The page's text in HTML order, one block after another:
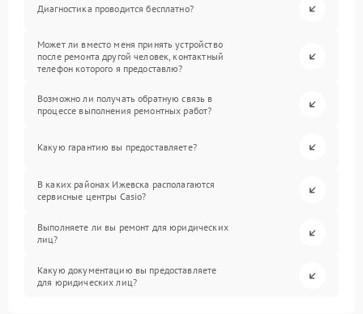
Диагностика проводится бесплатно?
Может ли вместо меня принять устройство
после ремонта другой человек, контактный
телефон которого я предоставлю?
Возможно ли получать обратную связь в
процессе выполнения ремонтных работ?
Какую гарантию вы предоставляете?
В каких районах Ижевска располагаются
сервисные центры Casio?
Выполняете ли вы ремонт для юридических
лиц?
Какую документацию вы предоставляете
для юридических лиц?